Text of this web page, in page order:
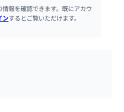
情報を確認できます。既にアカウ
ンするとご覧いただけます。